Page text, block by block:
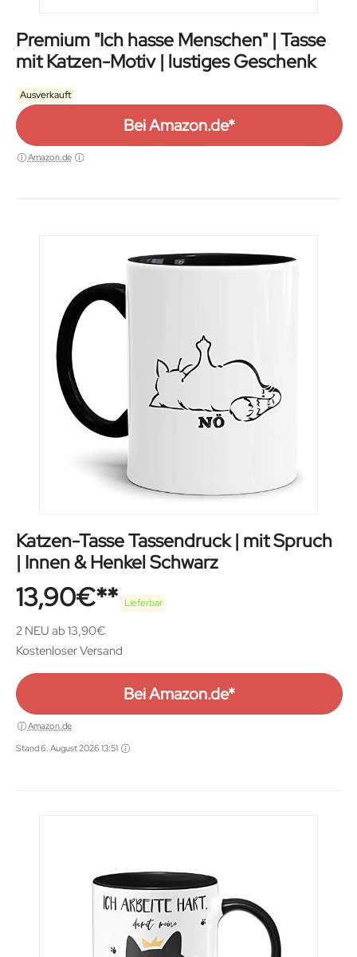
Premium "Ich hasse Menschen" | Tasse
mit Katzen-Motiv | lustiges Geschenk
Ausverkauft
Bei Amazon.de*
Amazon.de
Katzen-Tasse Tassendruck | mit Spruch
| Innen & Henkel Schwarz
13,90€ Lieferbar
2 NEU ab 13,90€
Kostenloser Versand
Bei Amazon.de*
Amazon.de
Stand 6. August 2026 13:51